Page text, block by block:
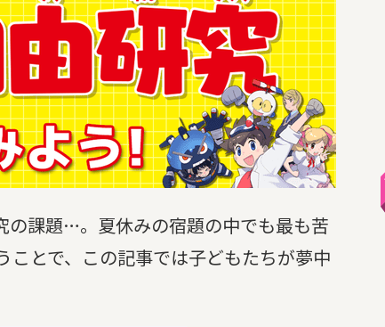
の課題…。夏休みの宿題の中でも最も苦
ことで、この記事では子どもたちが夢中